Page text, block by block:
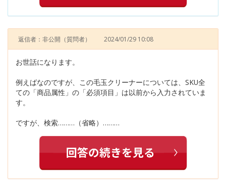
返信者：非公開 （質問者） 2024/01/29 10:08
お世話になります。
例えばなのですが、この毛玉クリーナーについては、SKU全
ての「商品属性」の「必須項目」は以前から入力されていま
す。
ですが、検索………（省略）………